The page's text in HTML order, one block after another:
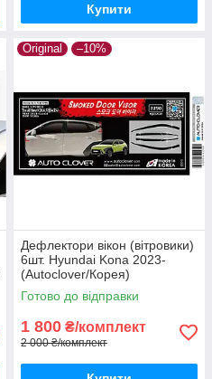
Купити
Original –10%
Дефлектори вікон (вітровики)
6шт. Hyundai Kona 2023-
(Autoclover/Корея)
Готово до відправки
1 800 ₴/комплект
2 000 ₴/комплект